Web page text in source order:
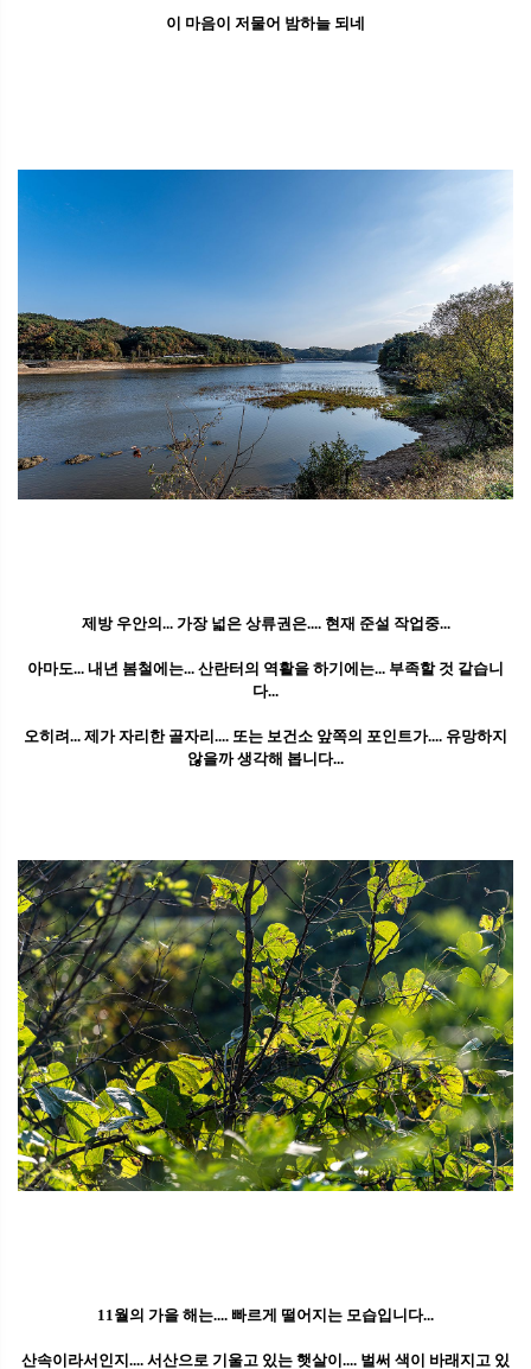
이 마음이 저물어 밤하늘 되네
제방 우안의... 가장 넓은 상류권은.... 현재 준설 작업중...
아마도... 내년 봄철에는... 산란터의 역활을 하기에는... 부족할 것 같습니
다...
오히려... 제가 자리한 골자리.... 또는 보건소 앞쪽의 포인트가.... 유망하지
않을까 생각해 봅니다...
11월의 가을 해는.... 빠르게 떨어지는 모습입니다...
산속이라서인지.... 서산으로 기울고 있는 햇살이.... 벌써 색이 바래지고 있